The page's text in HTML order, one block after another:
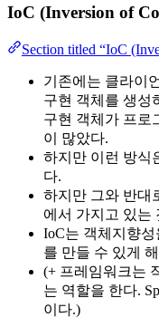
IoC (Inversion of
Section titled “IoC
기존에는 클라이
구현 객체를 생성
구현 객체가 프로
이 많았다.
하지만 이런 방식
다.
하지만 그와 반대
에서 가지고 있는
IoC는 객체지향
를 만들 수 있게
(+ 프레임워크는
는 역할을 한다.
이다.)